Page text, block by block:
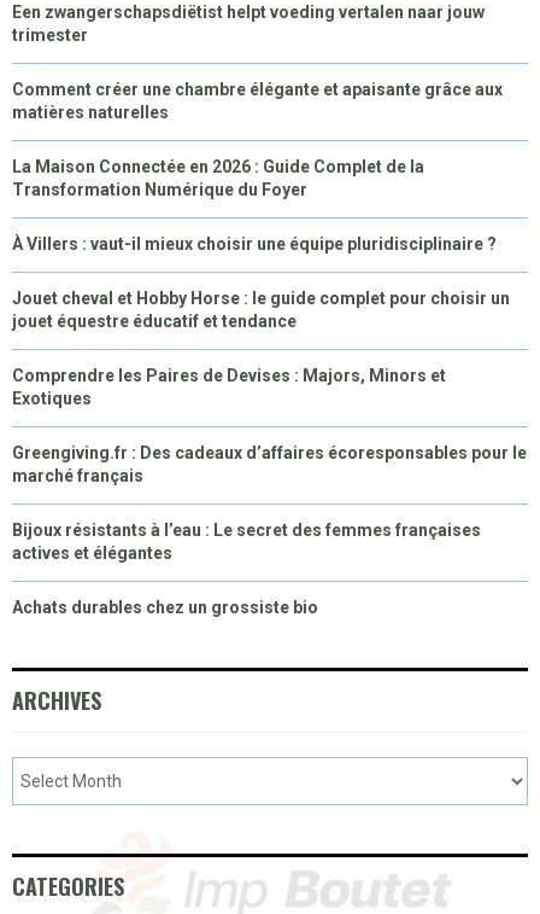
Een zwangerschapsdiëtist helpt voeding vertalen naar jouw
trimester
Comment créer une chambre élégante et apaisante grâce aux
matières naturelles
La Maison Connectée en 2026 : Guide Complet de la
Transformation Numérique du Foyer
À Villers : vaut-il mieux choisir une équipe pluridisciplinaire ?
Jouet cheval et Hobby Horse : le guide complet pour choisir un
jouet équestre éducatif et tendance
Comprendre les Paires de Devises : Majors, Minors et
Exotiques
Greengiving.fr : Des cadeaux d’affaires écoresponsables pour le
marché français
Bijoux résistants à l’eau : Le secret des femmes françaises
actives et élégantes
Achats durables chez un grossiste bio
ARCHIVES
CATEGORIES